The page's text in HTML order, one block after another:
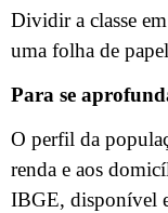
Dividir a classe
uma folha de
Para se
O perfil da
renda e aos
IBGE, disponível